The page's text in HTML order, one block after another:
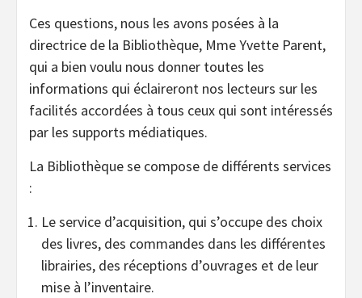
Ces questions, nous les avons posées à la
directrice de la Bibliothèque, Mme Yvette Parent,
qui a bien voulu nous donner toutes les
informations qui éclaireront nos lecteurs sur les
facilités accordées à tous ceux qui sont intéressés
par les supports médiatiques.
La Bibliothèque se compose de différents services
:
Le service d’acquisition, qui s’occupe des choix
des livres, des commandes dans les différentes
librairies, des réceptions d’ouvrages et de leur
mise à l’inventaire.